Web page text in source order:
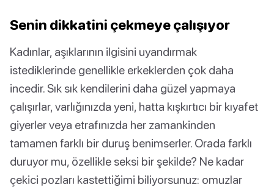
Senin dikkatini çekmeye çalışıyor
Kadınlar, aşıklarının ilgisini uyandırmak
istediklerinde genellikle erkeklerden çok daha
incedir. Sık sık kendilerini daha güzel yapmaya
çalışırlar, varlığınızda yeni, hatta kışkırtıcı bir kıyafet
giyerler veya etrafınızda her zamankinden
tamamen farklı bir duruş benimserler. Orada farklı
duruyor mu, özellikle seksi bir şekilde? Ne kadar
çekici pozları kastettiğimi biliyorsunuz: omuzlar